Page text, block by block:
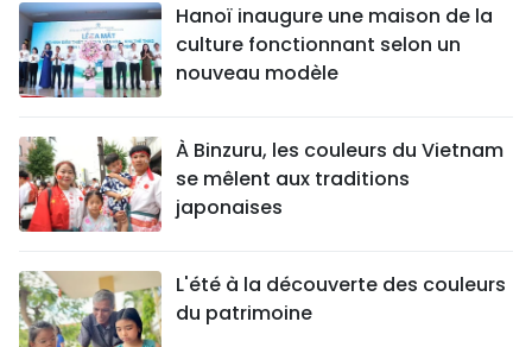
Hanoï inaugure une maison de la
culture fonctionnant selon un
nouveau modèle
À Binzuru, les couleurs du Vietnam
se mêlent aux traditions
japonaises
L'été à la découverte des couleurs
du patrimoine